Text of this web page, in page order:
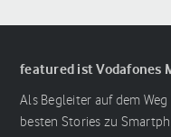
featured ist Vodafones
Als Begleiter auf dem
besten Stories zu